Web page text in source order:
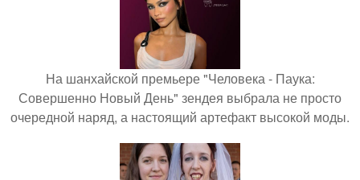
На шанхайской премьере "Человека - Паука:
Совершенно Новый День" зендея выбрала не просто
очередной наряд, а настоящий артефакт высокой моды.